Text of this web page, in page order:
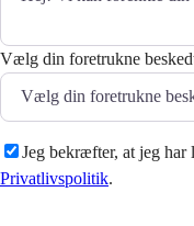
Vælg din foretrukne
Jeg bekræfter, at jeg har
Privatlivspolitik.